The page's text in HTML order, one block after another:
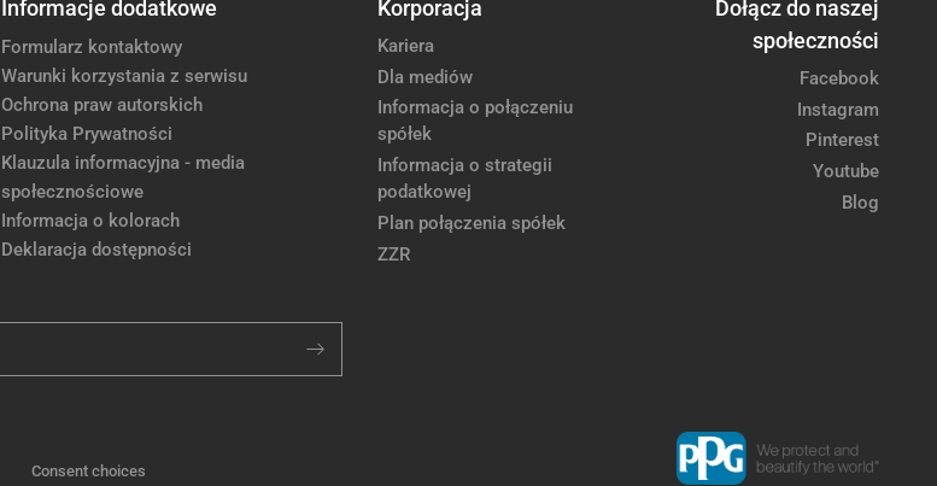
Informacje dodatkowe
Formularz kontaktowy
Warunki korzystania z serwisu
Ochrona praw autorskich
Polityka Prywatności
Klauzula informacyjna - media
społecznościowe
Informacja o kolorach
Deklaracja dostępności
Korporacja
Kariera
Dla mediów
Informacja o połączeniu
spółek
Informacja o strategii
podatkowej
Plan połączenia spółek
ZZR
Dołącz do naszej
społeczności
Facebook
Instagram
Pinterest
Youtube
Blog
Consent choices